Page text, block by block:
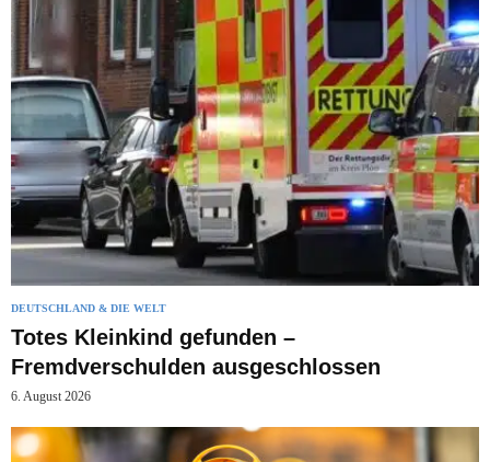
DEUTSCHLAND & DIE WELT
Totes Kleinkind gefunden –
Fremdverschulden ausgeschlossen
6. August 2026